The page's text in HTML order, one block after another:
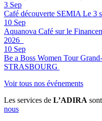
3 Sep
Café découverte SEMIALe 3
10 Sep
Aquanova Café sur le
2026
10 Sep
Be a Boss Women Tour
STRASBOURG
Voir tous nos événements
Les services de L’ADIRA
nous